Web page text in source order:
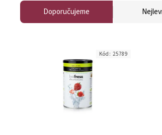
Doporučujeme
Kód: 25789